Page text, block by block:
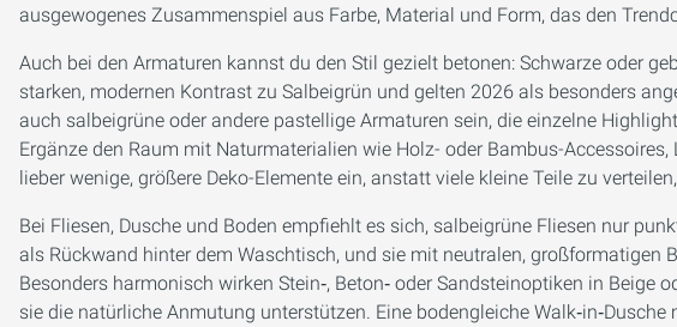
ausgewogenes Zusammenspiel aus Farbe, Material und Form, das den
Auch bei den Armaturen kannst du den Stil gezielt betonen: Schwarze oder
starken, modernen Kontrast zu Salbeigrün und gelten 2026 als besonders
auch salbeigrüne oder andere pastellige Armaturen sein, die einzelne
Ergänze den Raum mit Naturmaterialien wie Holz- oder Bambus-
lieber wenige, größere Deko-Elemente ein, anstatt viele kleine Teile zu
Bei Fliesen, Dusche und Boden empfiehlt es sich, salbeigrüne Fliesen nur
als Rückwand hinter dem Waschtisch, und sie mit neutralen, großformatigen
Besonders harmonisch wirken Stein‑, Beton‑ oder Sandsteinoptiken in Beige
sie die natürliche Anmutung unterstützen. Eine bodengleiche